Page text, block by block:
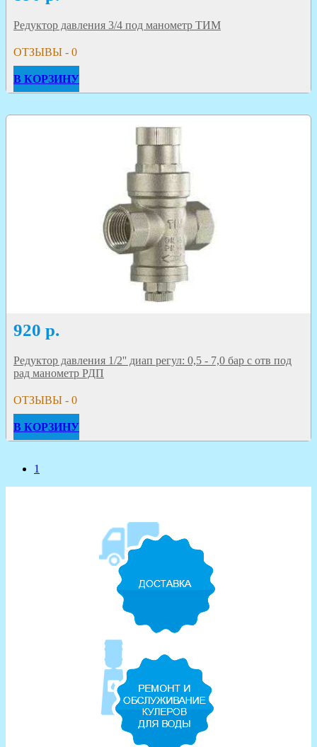
Редуктор давления 3/4 под манометр ТИМ
ОТЗЫВЫ - 0
В КОРЗИНУ
920 р.
Редуктор давления 1/2'' диап регул: 0,5 - 7,0 бар с отв под
рад манометр РДП
ОТЗЫВЫ - 0
В КОРЗИНУ
1